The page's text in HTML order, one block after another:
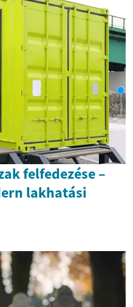
felfedezése –
lakhatási